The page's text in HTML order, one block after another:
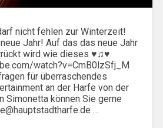
nicht fehlen zur Winterzeit!
Jahr! Auf das das neue Jahr
wird wie dieses ♥♫♥
watch?v=CmB0lzSfj_M
für überraschendes
an der Harfe von der
Simonetta können Sie gerne
…